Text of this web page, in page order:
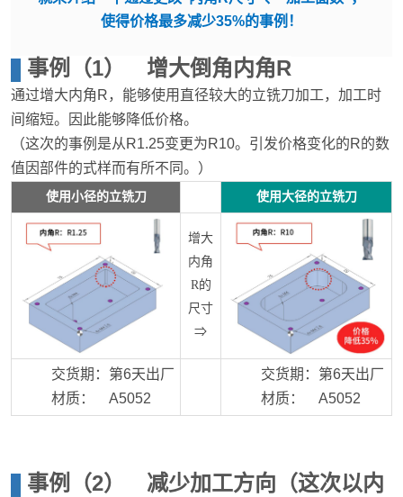
使得价格最多减少35%的事例！
事例（1） 增大倒角内角R
通过增大内角R，能够使用直径较大的立铣刀加工，加工时
间缩短。因此能够降低价格。
（这次的事例是从R1.25变更为R10。引发价格变化的R的数
值因部件的式样而有所不同。）
使用小径的立铣刀 使用大径的立铣刀
增大
内角
R的
尺寸
⇒
交货期：第6天出厂
材质： A5052
交货期：第6天出厂
材质： A5052
事例（2） 减少加工方向（这次以内